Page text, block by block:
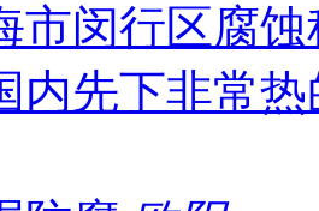
市闵行区腐
内先下非常